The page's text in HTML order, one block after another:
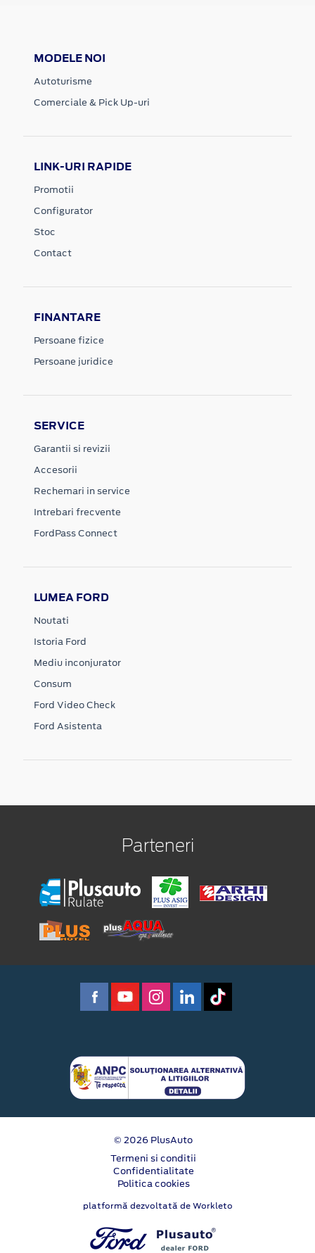
MODELE NOI
Autoturisme
Comerciale & Pick Up-uri
LINK-URI RAPIDE
Promotii
Configurator
Stoc
Contact
FINANTARE
Persoane fizice
Persoane juridice
SERVICE
Garantii si revizii
Accesorii
Rechemari in service
Intrebari frecvente
FordPass Connect
LUMEA FORD
Noutati
Istoria Ford
Mediu inconjurator
Consum
Ford Video Check
Ford Asistenta
Parteneri
© 2026 PlusAuto
Termeni si conditii
Confidentialitate
Politica cookies
platformă dezvoltată de Workleto